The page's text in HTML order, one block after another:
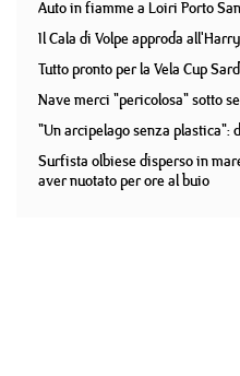
Auto in fiamme a Loiri Porto
Il Cala di Volpe approda
Tutto pronto per la Vela Cup
Nave merci "pericolosa" sotto
"Un arcipelago senza plastica":
Surfista olbiese disperso in
aver nuotato per ore al buio